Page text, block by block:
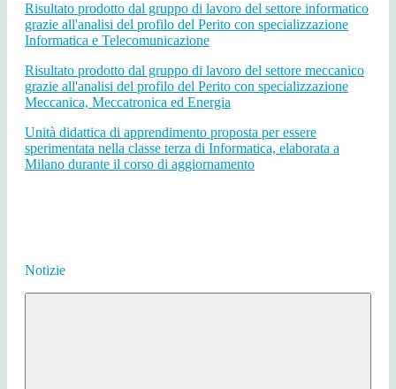
Risultato prodotto dal gruppo di lavoro del settore informatico
grazie all'analisi del profilo del Perito con specializzazione
Informatica e Telecomunicazione
Risultato prodotto dal gruppo di lavoro del settore meccanico
grazie all'analisi del profilo del Perito con specializzazione
Meccanica, Meccatronica ed Energia
Unità didattica di apprendimento proposta per essere
sperimentata nella classe terza di Informatica, elaborata a
Milano durante il corso di aggiornamento
Notizie